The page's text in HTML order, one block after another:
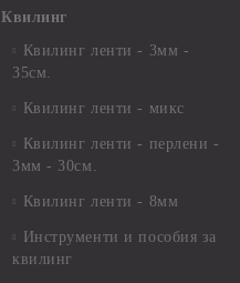
Квилинг
Квилинг ленти - 3мм -
35см.
Квилинг ленти - микс
Квилинг ленти - перлени -
3мм - 30см.
Квилинг ленти - 8мм
Инструменти и пособия за
квилинг